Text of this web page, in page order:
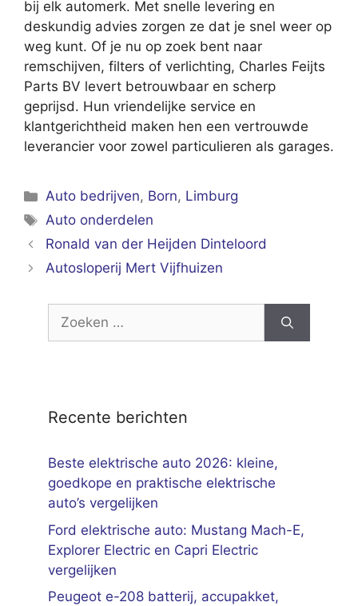
bij elk automerk. Met snelle levering en
deskundig advies zorgen ze dat je snel weer op
weg kunt. Of je nu op zoek bent naar
remschijven, filters of verlichting, Charles Feijts
Parts BV levert betrouwbaar en scherp
geprijsd. Hun vriendelijke service en
klantgerichtheid maken hen een vertrouwde
leverancier voor zowel particulieren als garages.
Categorieën
Auto bedrijven, Born, Limburg
Tags
Auto onderdelen
Ronald van der Heijden Dinteloord
Autosloperij Mert Vijfhuizen
Zoek
Recente berichten
Beste elektrische auto 2026: kleine,
goedkope en praktische elektrische
auto’s vergelijken
Ford elektrische auto: Mustang Mach-E,
Explorer Electric en Capri Electric
vergelijken
Peugeot e-208 batterij, accupakket,